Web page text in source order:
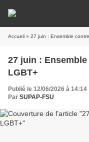
Accueil » 27 juin : Ensemble
27 juin :
LGBT+
Publié le 12/06/2026 à 14:14
Par SUPAP-FSU